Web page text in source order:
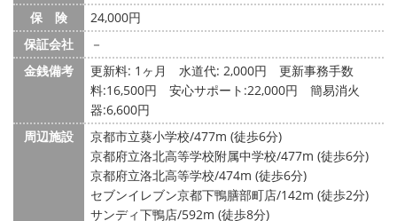
保 険
24,000円
保証会社
－
金銭備考
更新料: 1ヶ月 水道代: 2,000円
更新事務手数
料:16,500円 安心サポート:22,000円 簡易消火
器:6,600円
周辺施設
京都市立葵小学校/477m (徒歩6分)
京都府立洛北高等学校附属中学校/477m (徒歩6分)
京都府立洛北高等学校/474m (徒歩6分)
セブンイレブン京都下鴨膳部町店/142m (徒歩2分)
サンディ下鴨店/592m (徒歩8分)